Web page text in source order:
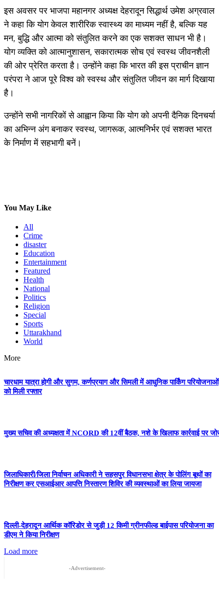
इस अवसर पर भाजपा महानगर अध्यक्ष देहरादून सिद्धार्थ उमेश अग्रवाल
ने कहा कि योग केवल शारीरिक स्वास्थ्य का माध्यम नहीं है, बल्कि यह
मन, बुद्धि और आत्मा को संतुलित करने का एक सशक्त साधन भी है।
योग व्यक्ति को आत्मानुशासन, सकारात्मक सोच एवं स्वस्थ जीवनशैली
की ओर प्रेरित करता है। उन्होंने कहा कि भारत की इस प्राचीन ज्ञान
परंपरा ने आज पूरे विश्व को स्वस्थ और संतुलित जीवन का मार्ग दिखाया
है।
उन्होंने सभी नागरिकों से आह्वान किया कि योग को अपनी दैनिक दिनचर्या
का अभिन्न अंग बनाकर स्वस्थ, जागरूक, आत्मनिर्भर एवं सशक्त भारत
के निर्माण में सहभागी बनें।
You May Like
All
Crime
disaster
Education
Entertainment
Featured
Health
National
Politics
Religion
Special
Sports
Uttarakhand
World
More
चारधाम यात्रा होगी और सुगम, कर्णप्रयाग और सिमली में आधुनिक पार्किंग परियोजनाओं
को मिली रफ्तार
मुख्य सचिव की अध्यक्षता में NCORD की 12वीं बैठक, नशे के खिलाफ कार्रवाई पर
जिलाधिकारी/जिला निर्वाचन अधिकारी ने सहसपुर विधानसभा क्षेत्र के पोलिंग बूथों का
निरीक्षण कर एसआईआर आपत्ति निस्तारण शिविर की व्यवस्थाओं का लिया जायजा
दिल्ली-देहरादून आर्थिक कॉरिडोर से जुड़ी 12 किमी ग्रीनफील्ड बाईपास परियोजना का
डीएम ने किया निरीक्षण
Load more
-Advertisement-